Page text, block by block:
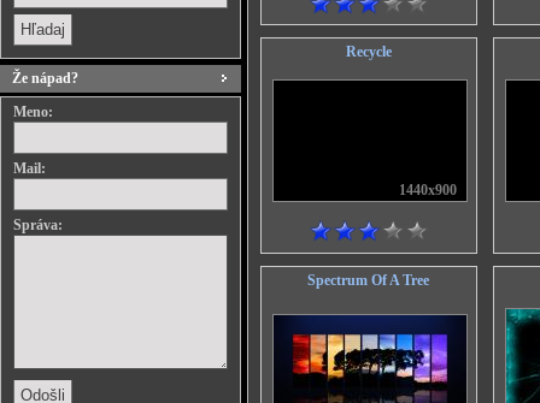
Že nápad?
Meno:
Mail:
Správa:
Recycle
1440x900
Spectrum Of A Tree